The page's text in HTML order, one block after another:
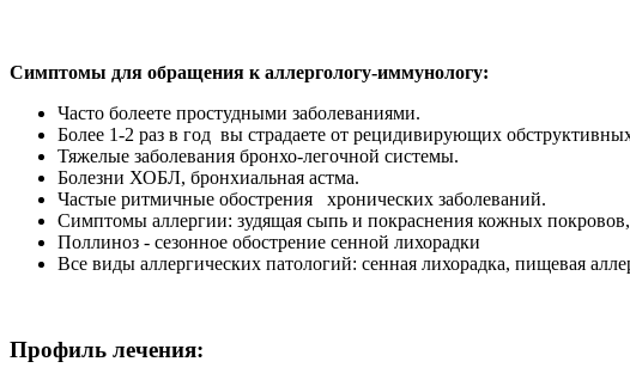
Симптомы для обращения к аллергологу-иммунологу:
Часто болеете простудными заболеваниями.
Более 1-2 раз в год вы страдаете от рецидивирующих
Тяжелые заболевания бронхо-легочной системы.
Болезни ХОБЛ, бронхиальная астма.
Частые ритмичные обострения хронических заболеваний.
Симптомы аллергии: зудящая сыпь и покраснения кожных
Поллиноз - сезонное обострение сенной лихорадки
Все виды аллергических патологий: сенная лихорадка, пищевая
Профиль лечения: